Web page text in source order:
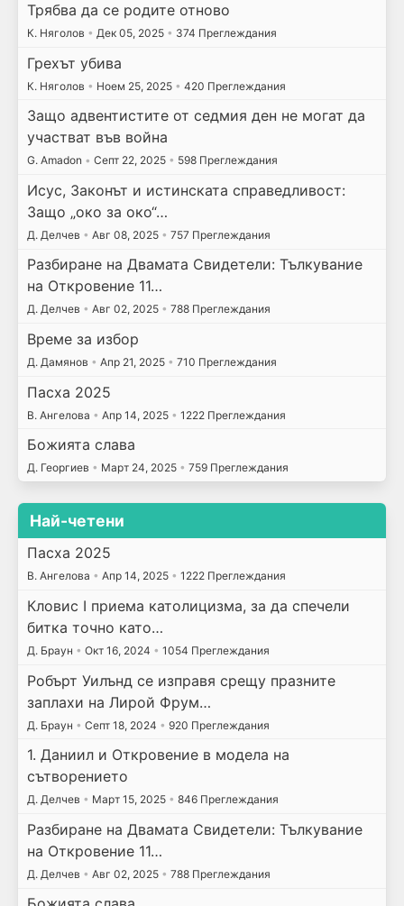
Трябва да се родите отново
К. Няголов • Дек 05, 2025 • 374 Преглеждания
Грехът убива
К. Няголов • Ноем 25, 2025 • 420 Преглеждания
Защо адвентистите от седмия ден не могат да
участват във война
G. Amadon • Септ 22, 2025 • 598 Преглеждания
Исус, Законът и истинската справедливост:
Защо „око за око“…
Д. Делчев • Авг 08, 2025 • 757 Преглеждания
Разбиране на Двамата Свидетели: Тълкувание
на Откровение 11…
Д. Делчев • Авг 02, 2025 • 788 Преглеждания
Време за избор
Д. Дамянов • Апр 21, 2025 • 710 Преглеждания
Пасха 2025
В. Ангелова • Апр 14, 2025 • 1222 Преглеждания
Божията слава
Д. Георгиев • Март 24, 2025 • 759 Преглеждания
Най-четени
Пасха 2025
В. Ангелова • Апр 14, 2025 • 1222 Преглеждания
Кловис I приема католицизма, за да спечели
битка точно като…
Д. Браун • Окт 16, 2024 • 1054 Преглеждания
Робърт Уилънд се изправя срещу празните
заплахи на Лирой Фрум…
Д. Браун • Септ 18, 2024 • 920 Преглеждания
1. Даниил и Откровение в модела на
сътворението
Д. Делчев • Март 15, 2025 • 846 Преглеждания
Разбиране на Двамата Свидетели: Тълкувание
на Откровение 11…
Д. Делчев • Авг 02, 2025 • 788 Преглеждания